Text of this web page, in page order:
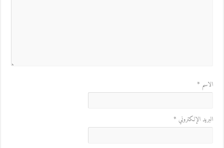
*
الإلكتروني*